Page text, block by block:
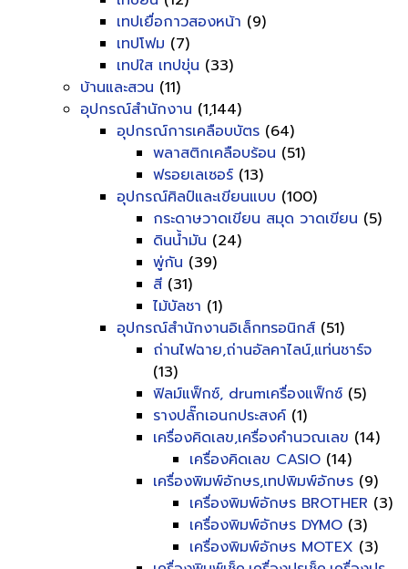
เทปเยื่อกาวสองหน้า (9)
เทปโฟม (7)
เทปใส เทปขุ่น (33)
บ้านและสวน (11)
อุปกรณ์สำนักงาน (1,144)
อุปกรณ์การเคลือบบัตร (64)
พลาสติกเคลือบร้อน (51)
ฟรอยเลเซอร์ (13)
อุปกรณ์ศิลป์และเขียนแบบ (100)
กระดาษวาดเขียน สมุด วาดเขียน (5)
ดินน้ำมัน (24)
พู่กัน (39)
สี (31)
ไม้บัลชา (1)
อุปกรณ์สำนักงานอิเล็กทรอนิกส์ (51)
ถ่านไฟฉาย,ถ่านอัลคาไลน์,แท่นชาร์จ
(13)
ฟิลม์แฟ็กซ์, drumเครื่องแฟ็กซ์ (5)
รางปลั๊กเอนกประสงค์ (1)
เครื่องคิดเลข,เครื่องคำนวณเลข (14)
เครื่องคิดเลข CASIO (14)
เครื่องพิมพ์อักษร,เทปพิมพ์อักษร (9)
เครื่องพิมพ์อักษร BROTHER (3)
เครื่องพิมพ์อักษร DYMO (3)
เครื่องพิมพ์อักษร MOTEX (3)